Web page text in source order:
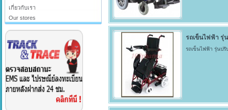
เกี่ยวกับเรา
Our stores
รถเข็นไฟฟ้า รุ่
รถเข็นไฟฟ้า รุ่นปรั